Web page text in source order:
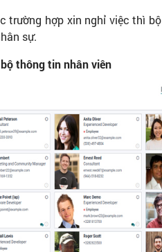
trường hợp xin nghỉ việc thì
sự.
thông tin nhân viên